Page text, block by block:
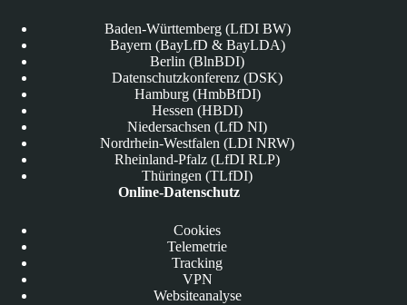
Baden-Württemberg (LfDI BW)
Bayern (BayLfD & BayLDA)
Berlin (BlnBDI)
Datenschutzkonferenz (DSK)
Hamburg (HmbBfDI)
Hessen (HBDI)
Niedersachsen (LfD NI)
Nordrhein-Westfalen (LDI NRW)
Rheinland-Pfalz (LfDI RLP)
Thüringen (TLfDI)
Online-Datenschutz
Cookies
Telemetrie
Tracking
VPN
Websiteanalyse